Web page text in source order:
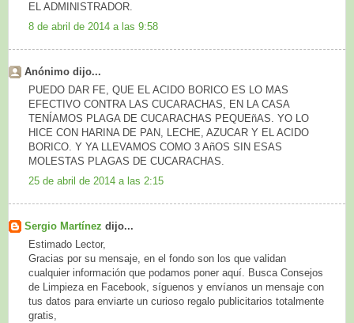
EL ADMINISTRADOR.
8 de abril de 2014 a las 9:58
Anónimo dijo...
PUEDO DAR FE, QUE EL ACIDO BORICO ES LO MAS
EFECTIVO CONTRA LAS CUCARACHAS, EN LA CASA
TENÍAMOS PLAGA DE CUCARACHAS PEQUEñAS. YO LO
HICE CON HARINA DE PAN, LECHE, AZUCAR Y EL ACIDO
BORICO. Y YA LLEVAMOS COMO 3 AñOS SIN ESAS
MOLESTAS PLAGAS DE CUCARACHAS.
25 de abril de 2014 a las 2:15
Sergio Martínez dijo...
Estimado Lector,
Gracias por su mensaje, en el fondo son los que validan
cualquier información que podamos poner aquí. Busca Consejos
de Limpieza en Facebook, síguenos y envíanos un mensaje con
tus datos para enviarte un curioso regalo publicitarios totalmente
gratis,